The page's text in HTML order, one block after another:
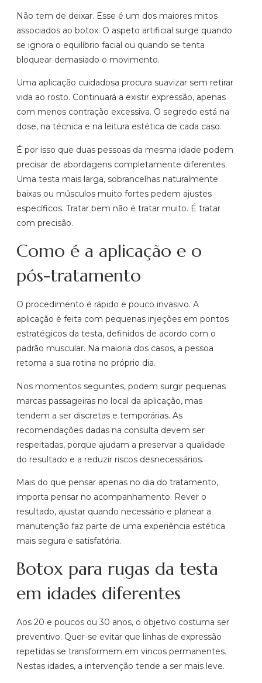
Não tem de deixar. Esse é um dos maiores mitos
associados ao botox. O aspeto artificial surge quando
se ignora o equilíbrio facial ou quando se tenta
bloquear demasiado o movimento.
Uma aplicação cuidadosa procura suavizar sem retirar
vida ao rosto. Continuará a existir expressão, apenas
com menos contração excessiva. O segredo está na
dose, na técnica e na leitura estética de cada caso.
É por isso que duas pessoas da mesma idade podem
precisar de abordagens completamente diferentes.
Uma testa mais larga, sobrancelhas naturalmente
baixas ou músculos muito fortes pedem ajustes
específicos. Tratar bem não é tratar muito. É tratar
com precisão.
Como é a aplicação e o
pós-tratamento
O procedimento é rápido e pouco invasivo. A
aplicação é feita com pequenas injeções em pontos
estratégicos da testa, definidos de acordo com o
padrão muscular. Na maioria dos casos, a pessoa
retoma a sua rotina no próprio dia.
Nos momentos seguintes, podem surgir pequenas
marcas passageiras no local da aplicação, mas
tendem a ser discretas e temporárias. As
recomendações dadas na consulta devem ser
respeitadas, porque ajudam a preservar a qualidade
do resultado e a reduzir riscos desnecessários.
Mais do que pensar apenas no dia do tratamento,
importa pensar no acompanhamento. Rever o
resultado, ajustar quando necessário e planear a
manutenção faz parte de uma experiência estética
mais segura e satisfatória.
Botox para rugas da testa
em idades diferentes
Aos 20 e poucos ou 30 anos, o objetivo costuma ser
preventivo. Quer-se evitar que linhas de expressão
repetidas se transformem em vincos permanentes.
Nestas idades, a intervenção tende a ser mais leve.